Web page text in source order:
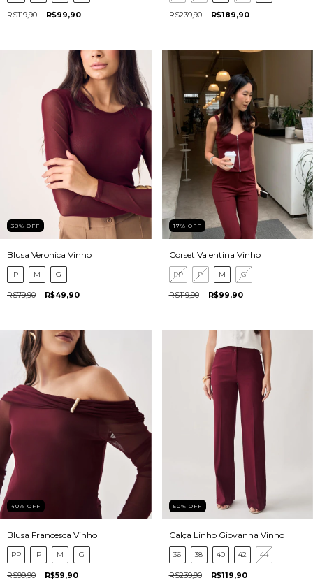
R$119,90 R$99,90 R$239,90 R$189,90
38% OFF
Blusa Veronica Vinho
P M G
R$79,90 R$49,90
17% OFF
Corset Valentina Vinho
PP P M G
R$119,90 R$99,90
40% OFF
Blusa Francesca Vinho
PP P M G
R$99,90 R$59,90
50% OFF
Calça Linho Giovanna Vinho
36 38 40 42 44
R$239,90 R$119,90